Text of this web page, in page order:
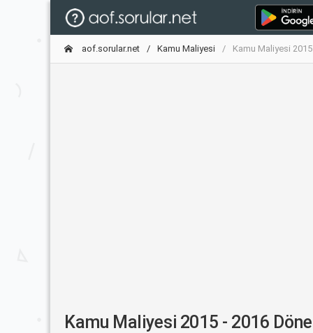
aof.sorular.net Kamu Maliyesi Kamu Maliyesi
Kamu Maliyesi 2015 - 2016